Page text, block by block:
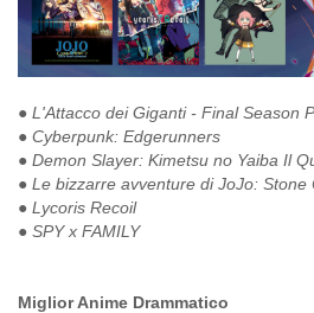
● L'Attacco dei Giganti - Final Season
● Cyberpunk: Edgerunners
● Demon Slayer: Kimetsu no Yaiba Il
● Le bizzarre avventure di JoJo: Stone
● Lycoris Recoil
● SPY x FAMILY
Miglior Anime Drammatico